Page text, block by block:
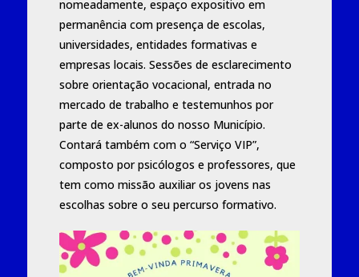
nomeadamente, espaço expositivo em
permanência com presença de escolas,
universidades, entidades formativas e
empresas locais. Sessões de esclarecimento
sobre orientação vocacional, entrada no
mercado de trabalho e testemunhos por
parte de ex-alunos do nosso Município.
Contará também com o “Serviço VIP”,
composto por psicólogos e professores, que
tem como missão auxiliar os jovens nas
escolhas sobre o seu percurso formativo.